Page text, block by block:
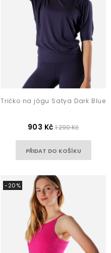
Tričko na jógu Satya Dark Blue
903 Kč 1 290 Kč
PŘIDAT DO KOŠÍKU
-20%